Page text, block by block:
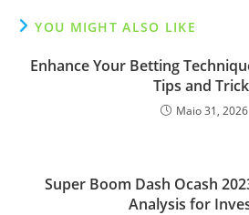
YOU MIGHT ALSO LIKE
Enhance Your Betting
Tips and
Maio 31, 2026
Super Boom Dash Ocash
Analysis for